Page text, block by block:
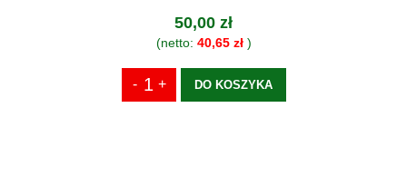
50,00 zł
(netto: 40,65 zł)
DO KOSZYKA